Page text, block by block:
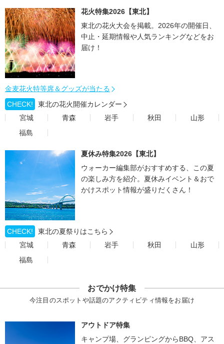
花火特集2026【東北】
東北の花火大会を掲載。2026年の開催日、
中止・延期情報や人気ランキングなどをお
届け！
金麦花火特等席＆グッズが当たる
CHECK!
東北の花火開催カレンダー
宮城
青森 岩手 秋田
山形
福島
夏休み特集2026【東北】
ウォーカー編集部がおすすめする、この夏
の楽しみ方を紹介。夏休みイベント＆おで
かけスポット情報が盛りだくさん！
CHECK!
東北の夏祭りはこちら
宮城
青森 岩手 秋田
山形
福島
おでかけ特集
今注目のスポットや話題のアクティビティ情報をお届け
アウトドア特集
キャンプ場、グランピングからBBQ、アス